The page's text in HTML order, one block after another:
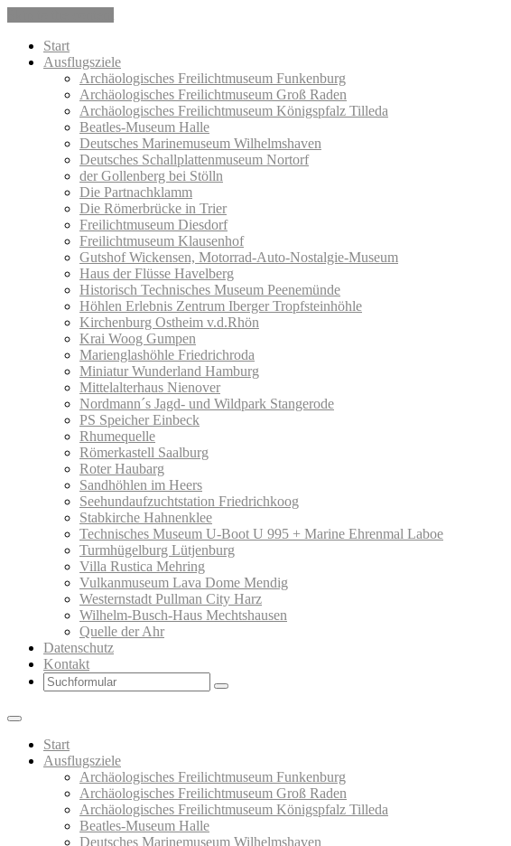
Start
Ausflugsziele
Archäologisches Freilichtmuseum Funkenburg
Archäologisches Freilichtmuseum Groß Raden
Archäologisches Freilichtmuseum Königspfalz Tilleda
Beatles-Museum Halle
Deutsches Marinemuseum Wilhelmshaven
Deutsches Schallplattenmuseum Nortorf
der Gollenberg bei Stölln
Die Partnachklamm
Die Römerbrücke in Trier
Freilichtmuseum Diesdorf
Freilichtmuseum Klausenhof
Gutshof Wickensen, Motorrad-Auto-Nostalgie-Museum
Haus der Flüsse Havelberg
Historisch Technisches Museum Peenemünde
Höhlen Erlebnis Zentrum Iberger Tropfsteinhöhle
Kirchenburg Ostheim v.d.Rhön
Krai Woog Gumpen
Marienglashöhle Friedrichroda
Miniatur Wunderland Hamburg
Mittelalterhaus Nienover
Nordmann´s Jagd- und Wildpark Stangerode
PS Speicher Einbeck
Rhumequelle
Römerkastell Saalburg
Roter Haubarg
Sandhöhlen im Heers
Seehundaufzuchtstation Friedrichkoog
Stabkirche Hahnenklee
Technisches Museum U-Boot U 995 + Marine Ehrenmal Laboe
Turmhügelburg Lütjenburg
Villa Rustica Mehring
Vulkanmuseum Lava Dome Mendig
Westernstadt Pullman City Harz
Wilhelm-Busch-Haus Mechtshausen
Quelle der Ahr
Datenschutz
Kontakt
Search
Start
Ausflugsziele
Archäologisches Freilichtmuseum Funkenburg
Archäologisches Freilichtmuseum Groß Raden
Archäologisches Freilichtmuseum Königspfalz Tilleda
Beatles-Museum Halle
Deutsches Marinemuseum Wilhelmshaven